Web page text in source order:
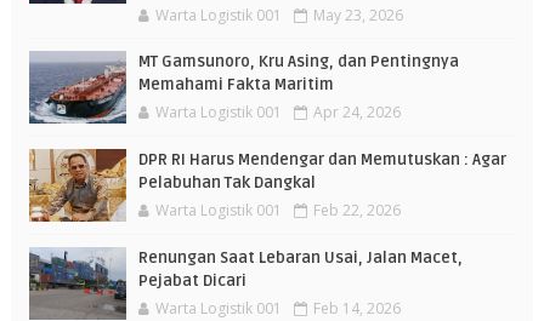
Warta Logistik 001 May 23, 2026
MT Gamsunoro, Kru Asing, dan Pentingnya
Memahami Fakta Maritim
Warta Logistik 001 Apr 24, 2026
DPR RI Harus Mendengar dan Memutuskan : Agar
Pelabuhan Tak Dangkal
Warta Logistik 001 Feb 22, 2026
Renungan Saat Lebaran Usai, Jalan Macet,
Pejabat Dicari
Warta Logistik 001 Feb 14, 2026